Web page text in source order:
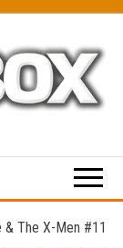
The X-Men #11